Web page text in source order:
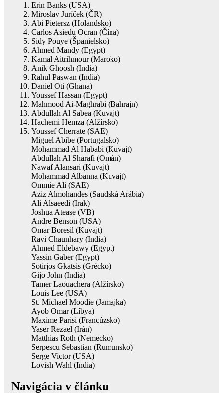
Erin Banks (USA)
Miroslav Juríček (ČR)
Abi Pietersz (Holandsko)
Carlos Asiedu Ocran (Čína)
Sidy Pouye (Španielsko)
Ahmed Mandy (Egypt)
Kamal Aitrihmour (Maroko)
Anik Ghoosh (India)
Rahul Paswan (India)
Daniel Oti (Ghana)
Youssef Hassan (Egypt)
Mahmood Ai-Maghrabi (Bahrajn)
Abdullah Al Sabea (Kuvajt)
Hachemi Hemza (Alžírsko)
Youssef Cherrate (SAE)
Miguel Abibe (Portugalsko)
Mohammad Al Hababi (Kuvajt)
Abdullah Al Sharafi (Omán)
Nawaf Alansari (Kuvajt)
Mohammad Albanna (Kuvajt)
Ommie Ali (SAE)
Aziz Almohandes (Saudská Arábia)
Ali Alsaeedi (Irak)
Joshua Atease (VB)
Andre Benson (USA)
Omar Boresil (Kuvajt)
Ravi Chaunhary (India)
Ahmed Eldebawy (Egypt)
Yassin Gaber (Egypt)
Sotirjos Gkatsis (Grécko)
Gijo John (India)
Tamer Laouachera (Alžírsko)
Louis Lee (USA)
St. Michael Moodie (Jamajka)
Ayob Omar (Líbya)
Maxime Parisi (Francúzsko)
Yaser Rezael (Irán)
Matthias Roth (Nemecko)
Serpescu Sebastian (Rumunsko)
Serge Victor (USA)
Lovish Wahl (India)
Navigácia v článku